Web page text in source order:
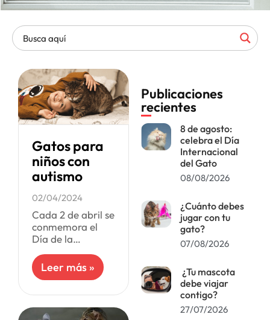
Gatos para
niños con
autismo
02/04/2024
Cada 2 de abril se
conmemora el
Día de la
sobre el Autismo.
Dado que el
es muy amplio,
son numerosas las
Leer más »
Publicaciones
recientes
8 de agosto:
celebra el Día
Internacional
del Gato
08/08/2026
¿Cuánto debes
jugar con tu
gato?
07/08/2026
¿Tu mascota
debe viajar
contigo?
27/07/2026